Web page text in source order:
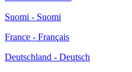
Suomi - Suomi
France - Français
Deutschland - Deutsch